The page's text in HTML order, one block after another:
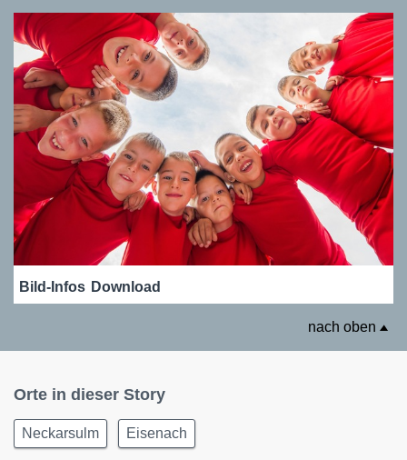
Bild-Infos Download
nach oben
Orte in dieser Story
Neckarsulm Eisenach